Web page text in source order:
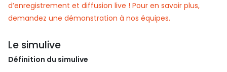
d’enregistrement et diffusion live ! Pour en savoir plus,
demandez une démonstration à nos équipes.
Le simulive
Définition du simulive